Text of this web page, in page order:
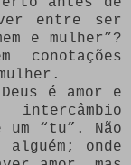
entre ser
e mulher”?
é amor e
“tu”. Não
onde